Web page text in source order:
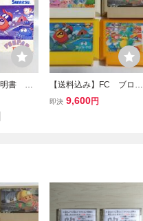
書 ピ
【送料込み】FC ブロデ
ィランド ピーパータイ
即決 9,600円